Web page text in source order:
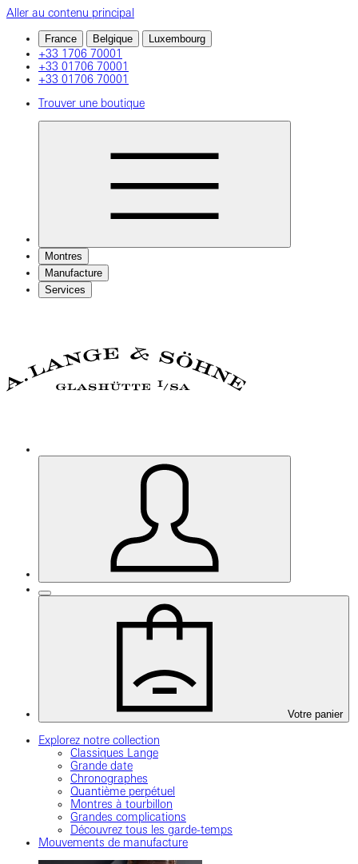
Aller au contenu principal
France Belgique Luxembourg
+33 1706 70001
+33 01706 70001
+33 01706 70001
Trouver une boutique
Montres
Manufacture
Services
Votre panier
Explorez notre collection
Classiques Lange
Grande date
Chronographes
Quantième perpétuel
Montres à tourbillon
Grandes complications
Découvrez tous les garde-temps
Mouvements de manufacture